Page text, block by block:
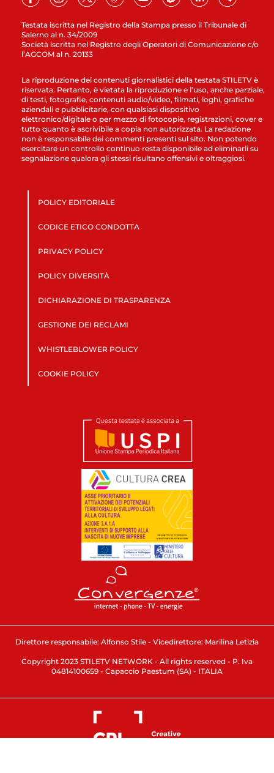
Testata iscritta nel Registro della Stampa presso il Tribunale di
Salerno al n. 34/2009
Società iscritta nel Registro degli Operatori di Comunicazione c/o
l’AGCOM al n. 20133
La riproduzione dei contenuti giornalistici della testata STILETV è
riservata. Pertanto, è vietata la riproduzione e l’uso, anche parziale,
di testi, fotografie, contenuti audio/video, filmati, loghi, grafiche
aziendali e pubblicitarie, con qualsiasi dispositivo
elettronico/digitale o per mezzo di fotocopie, registrazioni, cover e
tutto quanto è ascrivibile a copia non autorizzata. La redazione
non è responsabile dei commenti presenti sul sito. Non potendo
esercitare un controllo continuo resta disponibile ad eliminarli su
segnalazione qualora gli stessi risultano offensivi e oltraggiosi.
POLICY EDITORIALE
CODICE ETICO CONDOTTA
PRIVACY POLICY
POLICY DIVERSITÀ
DICHIARAZIONE DI TRASPARENZA
GESTIONE DEI RECLAMI
WHISTLEBLOWER POLICY
COOKIE POLICY
Direttore responsabile: Alfonso Stile - Vicedirettore: Marilina Letizia
Copyright 2023 STILETV NETWORK - All rights reserved - P. Iva
04814100659 - Capaccio Paestum (SA) - ITALIA